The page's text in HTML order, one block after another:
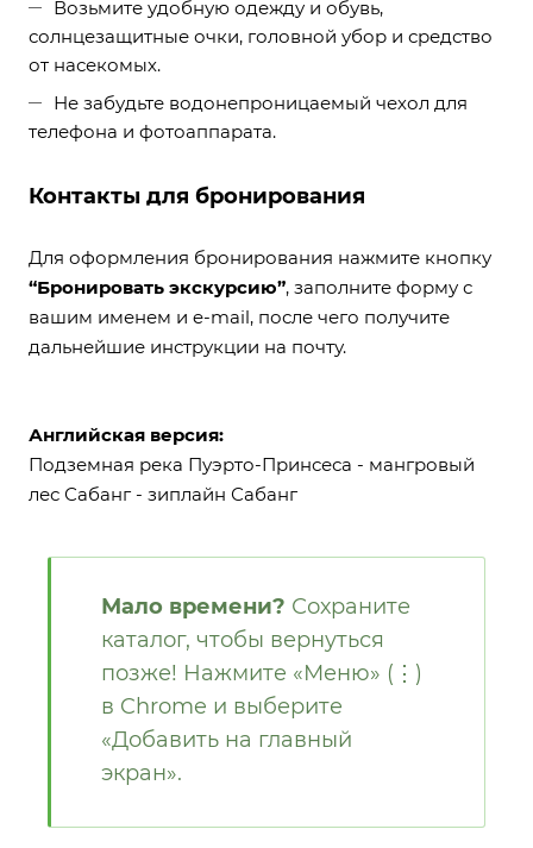
Возьмите удобную одежду и обувь,
солнцезащитные очки, головной убор и средство
от насекомых.
Не забудьте водонепроницаемый чехол для
телефона и фотоаппарата.
Контакты для бронирования
Для оформления бронирования нажмите кнопку
“Бронировать экскурсию”, заполните форму с
вашим именем и e-mail, после чего получите
дальнейшие инструкции на почту.
Английская версия:
Подземная река Пуэрто-Принсеса - мангровый
лес Сабанг - зиплайн Сабанг
Мало времени? Сохраните
каталог, чтобы вернуться
позже! Нажмите «Меню» (⋮)
в Chrome и выберите
«Добавить на главный
экран».